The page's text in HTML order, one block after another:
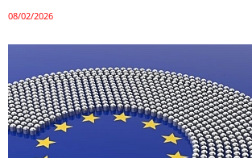
08/02/2026